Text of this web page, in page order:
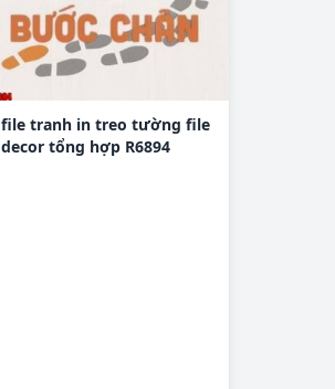
file tranh in treo tường file
decor tổng hợp R6894